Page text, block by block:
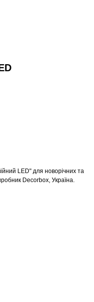
LED" для новорічних та
Decorbox, Україна.